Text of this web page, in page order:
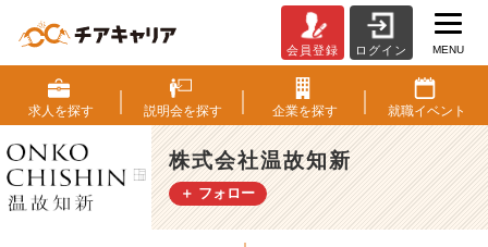
式
会
社
温
故
知
会員登録 ログイン MENU
求人を探す 説明会を探す 企業を探す 就職イベント
株式会社温故知新
＋ フォロー